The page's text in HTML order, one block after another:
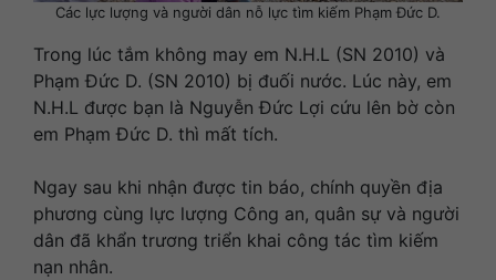
Các lực lượng và người dân nỗ lực tìm kiếm Phạm Đức D.
Trong lúc tắm không may em N.H.L (SN 2010) và
Phạm Đức D. (SN 2010) bị đuối nước. Lúc này, em
N.H.L được bạn là Nguyễn Đức Lợi cứu lên bờ còn
em Phạm Đức D. thì mất tích.
Ngay sau khi nhận được tin báo, chính quyền địa
phương cùng lực lượng Công an, quân sự và người
dân đã khẩn trương triển khai công tác tìm kiếm
nạn nhân.